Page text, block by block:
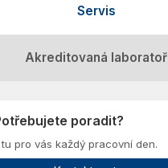
Servis
Akreditovaná laboratoř
poradit?
pro vás každý pracovní den.